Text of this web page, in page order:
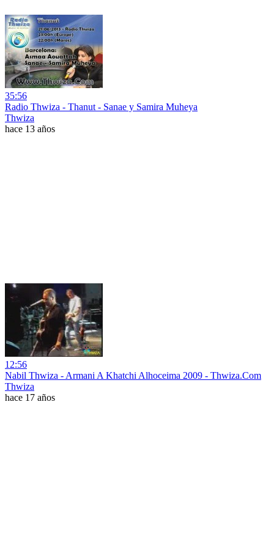
35:56
Radio Thwiza - Thanut - Sanae y Samira Muheya
Thwiza
hace 13 años
12:56
Nabil Thwiza - Armani A Khatchi Alhoceima 2009 - Thwiza.Com
Thwiza
hace 17 años